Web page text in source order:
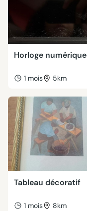
Horloge numérique
1 mois 5km
Tableau décoratif
1 mois 8km